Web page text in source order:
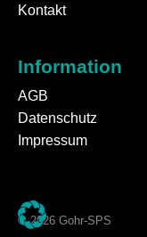
Kontakt
Information
AGB
Datenschutz
Impressum
© 2026 Gohr-SPS